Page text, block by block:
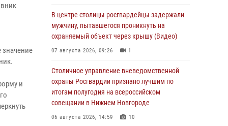
значение
и
В центре столицы росгвардейцы задержали
мужчину, пытавшегося проникнуть на
охраняемый объект через крышу (Видео)
07 августа 2026, 09:26 1
Столичное управление вневедомственной
охраны Росгвардии признано лучшим по
итогам полугодия на всероссийском
совещании в Нижнем Новгороде
06 августа 2026, 14:59 10